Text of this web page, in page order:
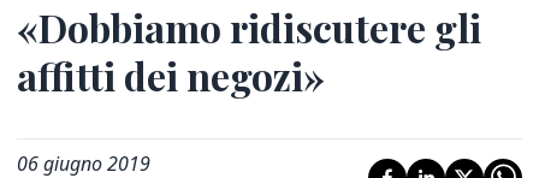
«Dobbiamo ridiscutere gli
affitti dei negozi»
06 giugno 2019